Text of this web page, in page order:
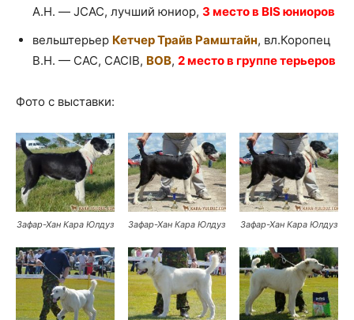
А.Н. — JCAC, лучший юниор, 3 место в BIS юниоров
вельштерьер Кетчер Трайв Рамштайн, вл.Коропец
В.Н. — САС, CACIB, ВОВ, 2 место в группе терьеров
Фото с выставки:
Зафар-Хан Кара Юлдуз Зафар-Хан Кара Юлдуз Зафар-Хан Кара Юлдуз